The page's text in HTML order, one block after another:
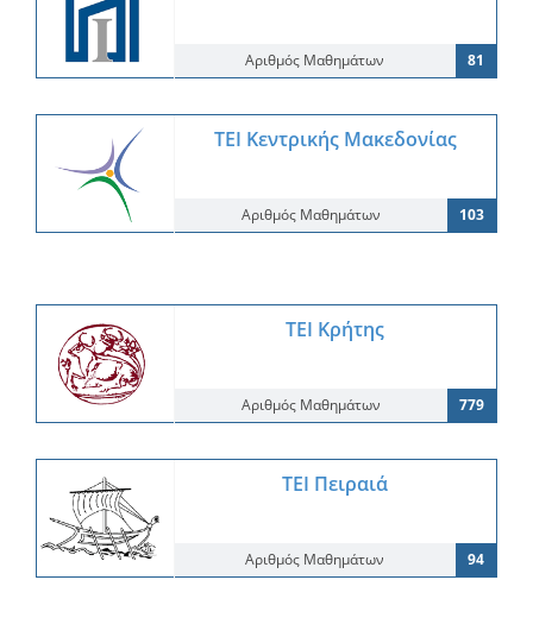
Αριθμός Μαθημάτων 81
ΤΕΙ Κεντρικής Μακεδονίας
Αριθμός Μαθημάτων 103
ΤΕΙ Κρήτης
Αριθμός Μαθημάτων 779
ΤΕΙ Πειραιά
Αριθμός Μαθημάτων 94